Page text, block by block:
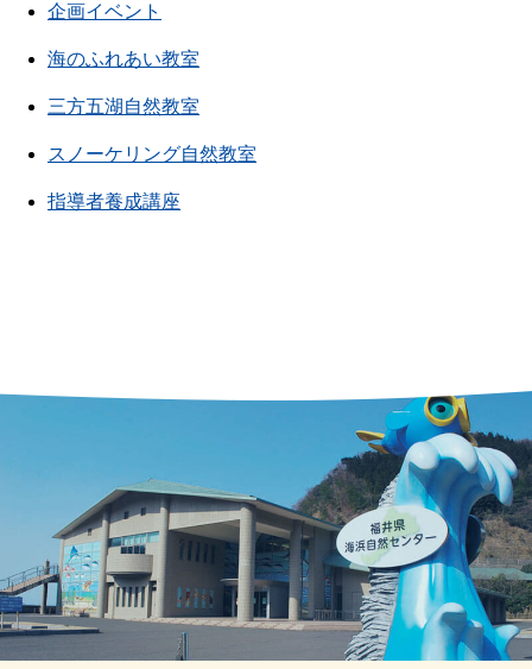
企画イベント
海のふれあい教室
三方五湖自然教室
スノーケリング自然教室
指導者養成講座